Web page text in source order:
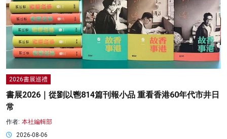
2026書展巡禮
書展2026｜從劉以鬯814篇刊報小品 重看香港60年代市井日
常
作者: 本社編輯部
2026-08-06